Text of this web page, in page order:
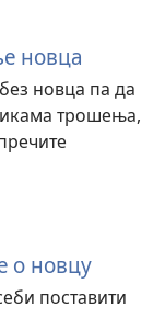
новца
новца па да
трошења,
о новцу
поставити